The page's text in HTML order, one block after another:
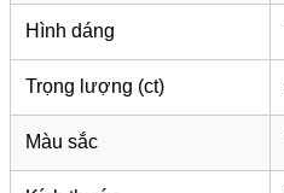
Hình dáng
Trọng lượng (ct)
Màu sắc